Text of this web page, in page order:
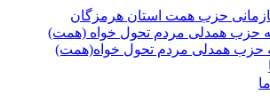
حزب همت استان هرمزگان
حزب همدلی مردم تحول خواه (همت)
حزب همدلی مردم تحول خواه(همت)